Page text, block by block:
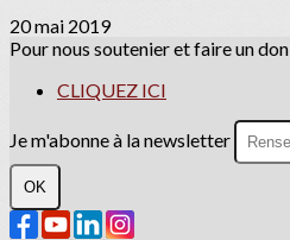
20 mai 2019
Pour nous soutenier et faire un don
CLIQUEZ ICI
Je m'abonne à la newsletter
OK